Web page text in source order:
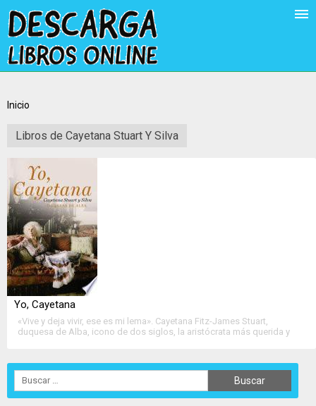
Inicio
Libros de Cayetana Stuart Y Silva
Yo, Cayetana
«Vive y deja vivir, ese es mi lema». Cayetana Fitz-James Stuart,
duquesa de Alba, icono de dos siglos, la aristócrata más querida y
>>Ver Ficha Completa<<